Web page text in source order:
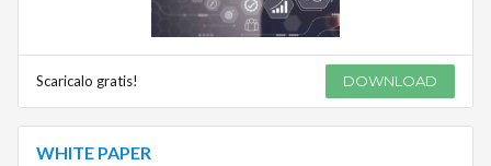
Scaricalo gratis! DOWNLOAD
WHITE PAPER